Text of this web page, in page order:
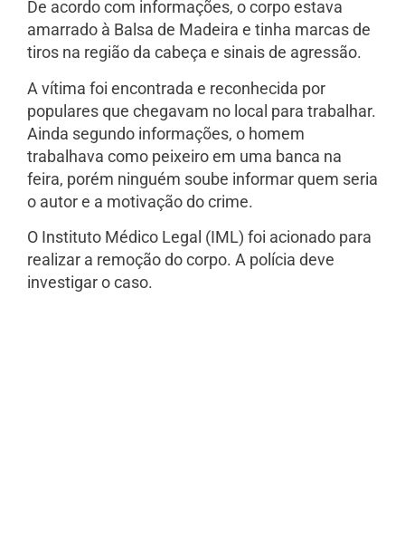
De acordo com informações, o corpo estava
amarrado à Balsa de Madeira e tinha marcas de
tiros na região da cabeça e sinais de agressão.
A vítima foi encontrada e reconhecida por
populares que chegavam no local para trabalhar.
Ainda segundo informações, o homem
trabalhava como peixeiro em uma banca na
feira, porém ninguém soube informar quem seria
o autor e a motivação do crime.
O Instituto Médico Legal (IML) foi acionado para
realizar a remoção do corpo. A polícia deve
investigar o caso.